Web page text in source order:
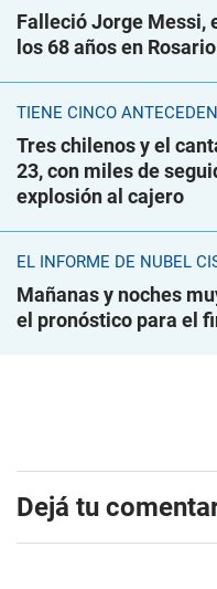
Falleció Jorge Messi,
los 68 años en Rosario
TIENE CINCO
Tres chilenos y el
23, con miles de
explosión al cajero
EL INFORME DE NUBEL
Mañanas y noches
el pronóstico para el
Dejá tu